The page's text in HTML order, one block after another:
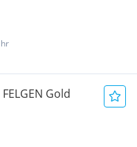
Gold